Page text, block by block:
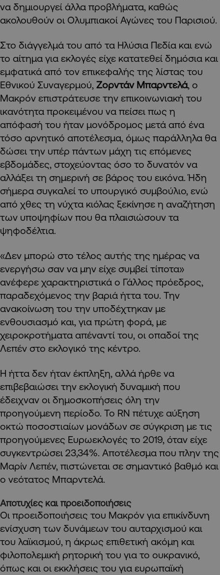
να δημιουργεί άλλα προβλήματα, καθώς
ακολουθούν οι Ολυμπιακοί Αγώνες του Παρισιού.
Στο διάγγελμά του από τα Ηλύσια Πεδία και ενώ
το αίτημα για εκλογές είχε κατατεθεί δημόσια και
εμφατικά από τον επικεφαλής της λίστας του
Εθνικού Συναγερμού, Ζορντάν Μπαρντελά, ο
Μακρόν επιστράτευσε την επικοινωνιακή του
ικανότητα προκειμένου να πείσει πως η
απόφασή του ήταν μονόδρομος μετά από ένα
τόσο αρνητικό αποτέλεσμα, όμως παράλληλα θα
δώσει την υπέρ πάντων μάχη τις επόμενες
εβδομάδες, στοχεύοντας όσο το δυνατόν να
αλλάξει τη σημερινή σε βάρος του εικόνα. Ήδη
σήμερα συγκαλεί το υπουργικό συμβούλιο, ενώ
από χθες τη νύχτα κιόλας ξεκίνησε η αναζήτηση
των υποψηφίων που θα πλαισιώσουν τα
ψηφοδέλτια.
«Δεν μπορώ στο τέλος αυτής της ημέρας να
ενεργήσω σαν να μην είχε συμβεί τίποτα»
ανέφερε χαρακτηριστικά ο Γάλλος πρόεδρος,
παραδεχόμενος την βαριά ήττα του. Την
ανακοίνωση του την υποδέχτηκαν με
ενθουσιασμό και, για πρώτη φορά, με
χειροκροτήματα απέναντί του, οι οπαδοί της
Λεπέν στο εκλογικό της κέντρο.
Η ήττα δεν ήταν έκπληξη, αλλά ήρθε να
επιβεβαιώσει την εκλογική δυναμική που
έδειχναν οι δημοσκοπήσεις όλη την
προηγούμενη περίοδο. Το RN πέτυχε αύξηση
οκτώ ποσοστιαίων μονάδων σε σύγκριση με τις
προηγούμενες Ευρωεκλογές το 2019, όταν είχε
συγκεντρώσει 23,34%. Αποτέλεσμα που πλην της
Μαρίν Λεπέν, πιστώνεται σε σημαντικό βαθμό και
ο νεότατος Μπαρντελά.
Αποτυχίες και προειδοποιήσεις
Οι προειδοποιήσεις του Μακρόν για επικίνδυνη
ενίσχυση των δυνάμεων του αυταρχισμού και
του λαϊκισμού, η άκρως επιθετική ακόμη και
φιλοπολεμική ρητορική του για το ουκρανικό,
όπως και οι εκκλήσεις του για ευρωπαϊκή